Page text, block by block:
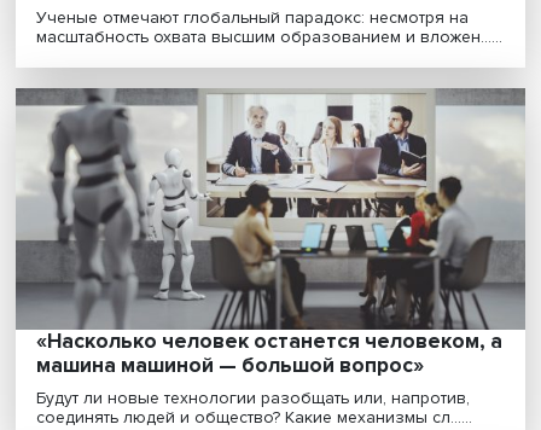
Персонализированное образование:
запросы выдвигают школы
Цифровизация школ идет достаточно быстрыми
что подтверждают мониторинги, проводимые